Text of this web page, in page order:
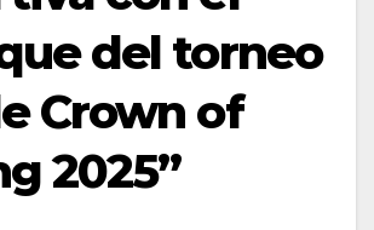
del torneo
Crown of
2025”